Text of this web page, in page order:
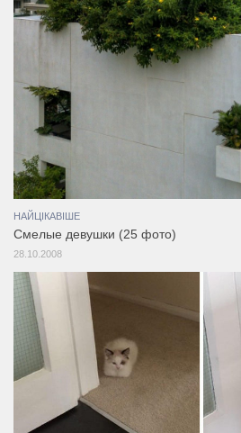
НАЙЦІКАВІШЕ
Смелые девушки (25 фото)
28.10.2008